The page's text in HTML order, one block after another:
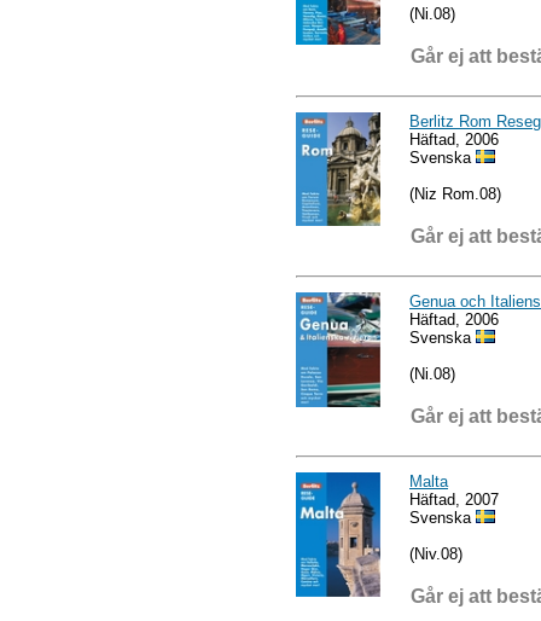
(Ni.08)
Går ej att
Berlitz Rom
Häftad, 2006
Svenska
(Niz Rom.08)
Går ej att
Genua och
Häftad, 2006
Svenska
(Ni.08)
Går ej att
Malta
Häftad, 2007
Svenska
(Niv.08)
Går ej att